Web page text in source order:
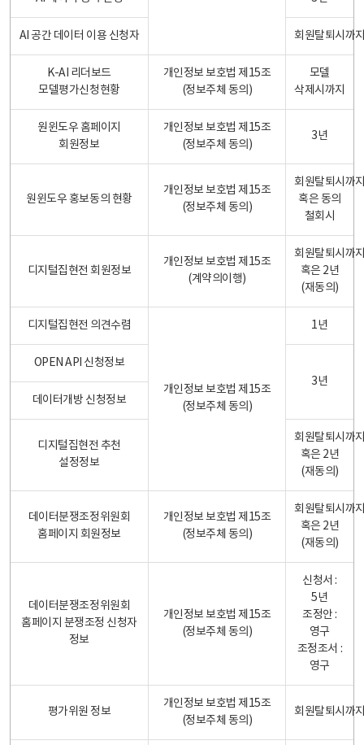
AI 공간 데이터 이용 신청자 회원탈퇴시까
K-AI 리더보드
모델평가신청현황
개인정보 보호법 제15조
(정보주체 동의)
모델
삭제시까지
원윈도우 홈페이지
회원정보
개인정보 보호법 제15조
(정보주체 동의)
3년
원윈도우 홍보동의 현황
개인정보 보호법 제15조
(정보주체 동의)
회원탈퇴시까
혹은 동의
철회시
디지털집현전 회원정보
개인정보 보호법 제15조
(계약의이행)
회원탈퇴시까
혹은 2년
(재동의)
디지털집현전 의견수렴
개인정보 보호법 제15조
(정보주체 동의)
1년
OPEN API 신청정보
3년
데이터개방 신청정보
디지털집현전 추천
설정정보
회원탈퇴시까
혹은 2년
(재동의)
데이터분쟁조정위원회
홈페이지 회원정보
개인정보 보호법 제15조
(정보주체 동의)
회원탈퇴시까
혹은 2년
(재동의)
데이터분쟁조정위원회
홈페이지 분쟁조정 신청자
정보
개인정보 보호법 제15조
(정보주체 동의)
신청서 :
5년
조정안 :
영구
조정조서 :
영구
평가위원 정보
개인정보 보호법 제15조
(정보주체 동의)
회원탈퇴시까